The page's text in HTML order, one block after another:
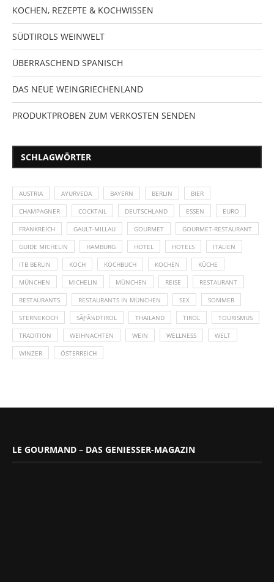
KOCHEN, REZEPTE & KOCHWISSEN
SÜDTIROLS WEINWELT
ÜBERRASCHEND SPANISCH
DAS NEUE WEINGRIECHENLAND
PRODUKTPROBEN ZUM VERKOSTEN SENDEN
SCHLAGWÖRTER
AUSTRIA AYURVEDA BAYERN BERLIN BIER
CHAMPAGNER COCKTAIL DEUTSCHLAND ESSEN EURO
FRANKREICH GAULT-MILLAU GOURMET GOURMET-RESTAURANT
GUIDE MICHELIN HAMBURG HOTEL HOTELS ITALIEN
ITB BERLIN KOCH KOCHBUCH KOCHEN KÜCHE
MÜNCHEN MICHELIN MÜNCHEN REISE RESTAURANT
RESTAURANTS RESTAURANTS IN MÜNCHEN SEX SOMMER
STERNEKOCH SÃƑÂ¼DTIROL THAILAND TIROL TOURISMUS
TRADITION WEIHNACHTEN WEIN WELLNESS WELT
WINZER ÖSTERREICH
LE GOURMAND – DAS GENIESSER-MAGAZIN